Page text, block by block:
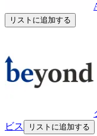
リストに追加する
ビス
リストに追加する